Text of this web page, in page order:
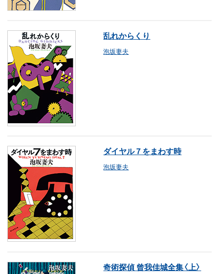
乱れからくり
泡坂妻夫
ダイヤル７をまわす時
泡坂妻夫
奇術探偵 曾我佳城全集〈上〉